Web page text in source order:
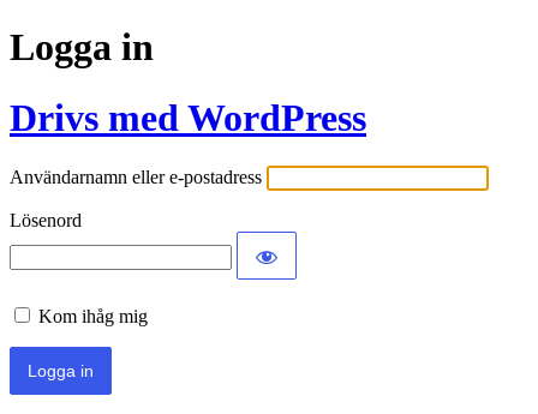
Logga in
Drivs med WordPress
Användarnamn eller e-postadress
Lösenord
Kom ihåg mig